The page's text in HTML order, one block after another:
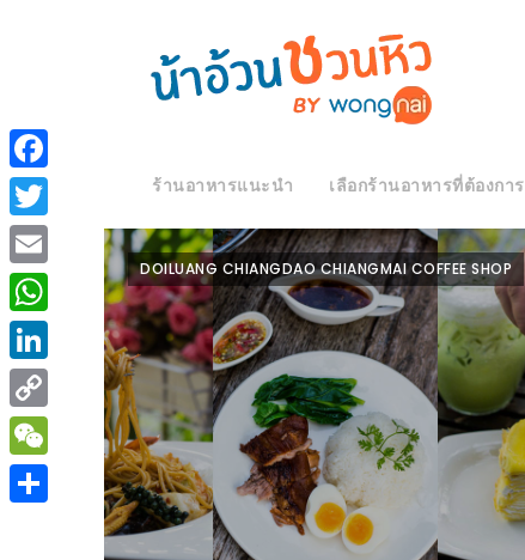
ร้านอาหารแนะนำ เลือกร้านอาหารที่ต้องการ
เลือก
ร้าน
อาหาร
ที่
ต้องการ
ติดต่อ
น้า
อ้วน
[PR]
อิ่ม
รับ
โชค
ที่
โรงแรม
ศิริ
ปัน
นาฯ
เชียงใหม่
DOILUANG CHIANGDAO CHIANGMAI COFFEE SHOP
Facebook
Twitter
Email
WhatsApp
LinkedIn
Copy
Link
WeChat